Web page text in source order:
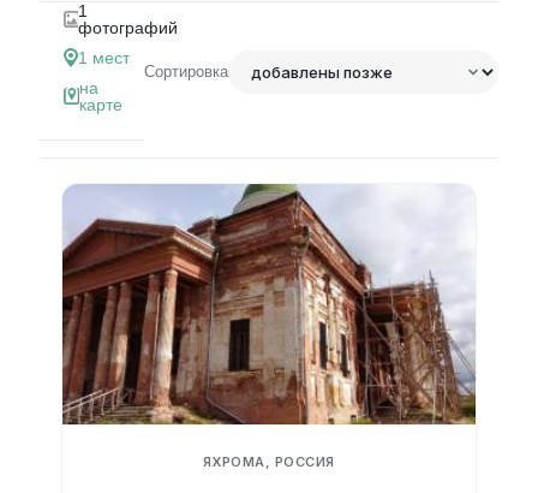
1
фотографий
1 мест
на
карте
Сортировка
ЯХРОМА, РОССИЯ